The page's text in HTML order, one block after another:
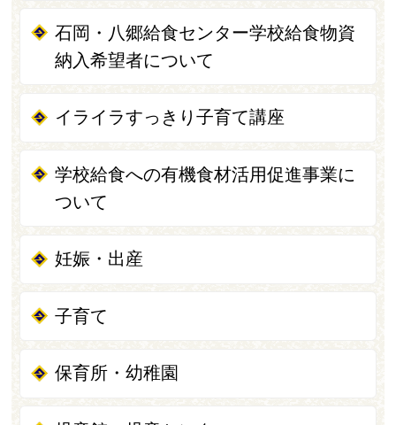
石岡・八郷給食センター学校給食物資
納入希望者について
イライラすっきり子育て講座
学校給食への有機食材活用促進事業に
ついて
妊娠・出産
子育て
保育所・幼稚園